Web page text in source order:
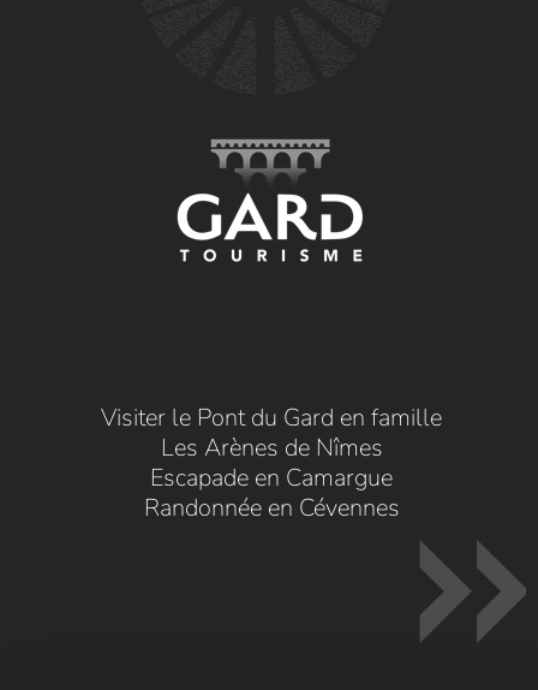
Visiter le Pont du Gard en famille
Les Arènes de Nîmes
Escapade en Camargue
Randonnée en Cévennes